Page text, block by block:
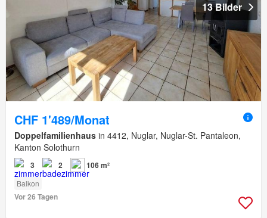
13 Bilder
CHF 1'489/Monat
Doppelfamilienhaus in 4412, Nuglar, Nuglar-St. Pantaleon,
Kanton Solothurn
3 2 106 m²
Balkon
Vor 26 Tagen